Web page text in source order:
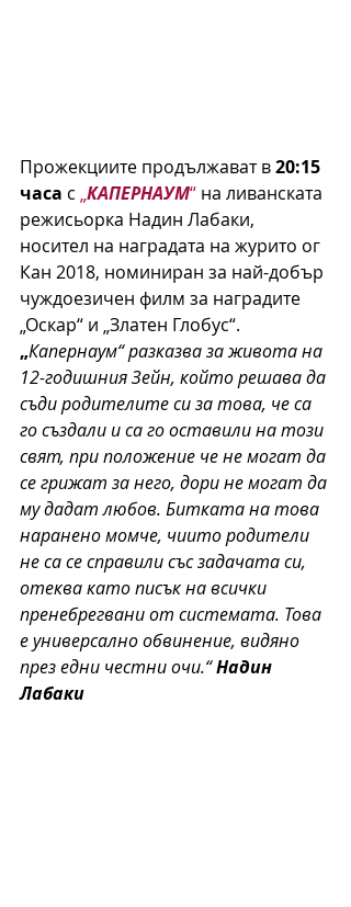
Прожекциите продължават в 20:15
часа с „КАПЕРНАУМ“ на ливанската
режисьорка Надин Лабаки,
носител на наградата на журито ог
Кан 2018, номиниран за най-добър
чуждоезичен филм за наградите
„Оскар“ и „Златен Глобус“.
„Капернаум“ разказва за живота на
12-годишния Зейн, който решава да
съди родителите си за това, че са
го създали и са го оставили на този
свят, при положение че не могат да
се грижат за него, дори не могат да
му дадат любов. Битката на това
наранено момче, чиито родители
не са се справили със задачата си,
отеква като писък на всички
пренебрегвани от системата. Това
е универсално обвинение, видяно
през едни честни очи.“ Надин
Лабаки